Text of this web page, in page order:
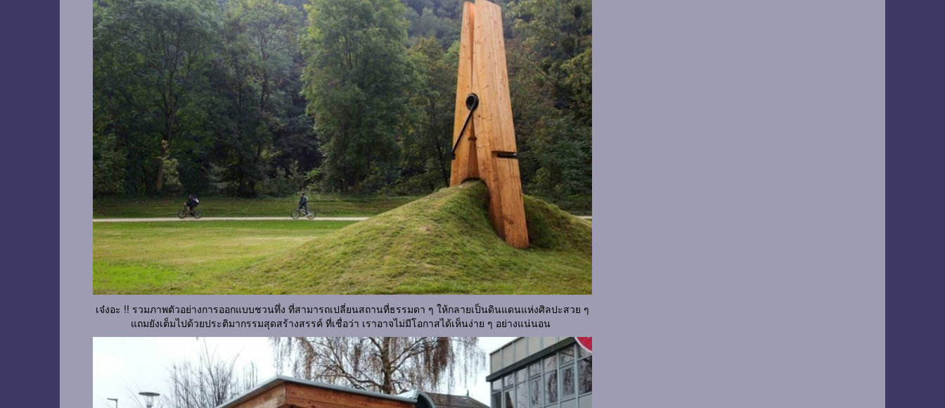
เจ๋งอะ !! รวมภาพตัวอย่างการออกแบบชวนทึ่ง ที่สามารถเปลี่ยนสถานที่ธรรมดา ๆ ให้กลายเป็นดินแดนแห่งศิลปะสวย ๆ
แถมยังเต็มไปด้วยประติมากรรมสุดสร้างสรรค์ ที่เชื่อว่า เราอาจไม่มีโอกาสได้เห็นง่าย ๆ อย่างแน่นอน